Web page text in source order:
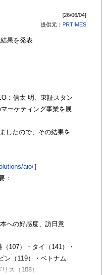
[26/06/04]
提供元： PRTIMES
果を発表
：信太 明、東証スタン
ーケティング事業を展
したので、その結果を
aio/］
：
への好感度、訪日意
107）・タイ（141）・
ン（119）・ベトナム
ス（108）